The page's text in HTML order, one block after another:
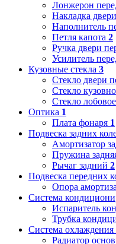
Лонжерон
Накладка
Наполнитель
Петля капота 2
Ручка двери
Усилитель
Кузовные стекла 3
Стекло двери
Стекло
Стекло
Оптика 1
Плата фонаря 1
Подвеска задних
Амортизатор
Пружина
Рычаг задний 2
Подвеска передних
Опора
Система
Испаритель
Трубка
Система охлаждения
Радиатор